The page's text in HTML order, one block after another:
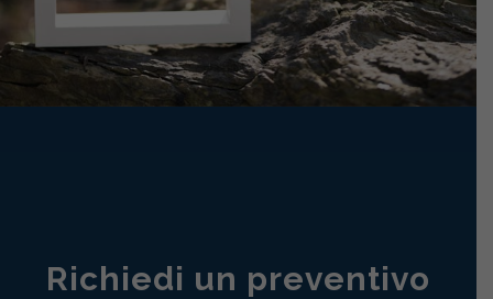
Richiedi un preventivo